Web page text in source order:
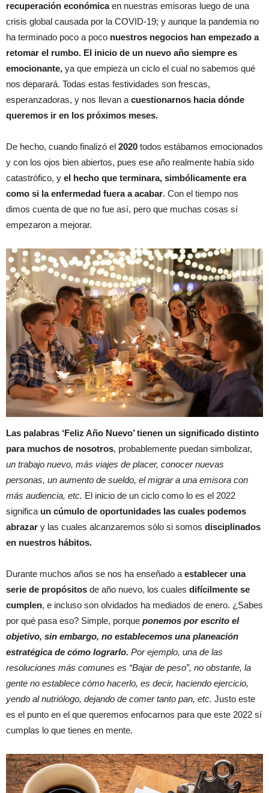
recuperación económicaen nuestras emisoras luego de una
crisis global causada por la COVID-19; y aunque la pandemia no
ha terminado poco a poco nuestros negocios han empezado a
retomar el rumbo. El inicio de un nuevo año siempre es
emocionante, ya que empieza un ciclo el cual no sabemos qué
nos deparará. Todas estas festividades son frescas,
esperanzadoras, y nos llevan acuestionarnos hacia dónde
queremos ir en los próximos meses.
De hecho, cuando finalizó el 2020 todos estábamos emocionados
y con los ojos bien abiertos, pues ese año realmente había sido
catastrófico, y el hecho que terminara, simbólicamente era
como si la enfermedad fuera a acabar. Con el tiempo nos
dimos cuenta de que no fue así, pero que muchas cosas sí
empezaron a mejorar.
Las palabras ‘Feliz Año Nuevo’ tienen un significado distinto
para muchos de nosotros, probablemente puedan simbolizar,
un trabajo nuevo, más viajes de placer, conocer nuevas
personas, un aumento de sueldo, el migrar a una emisora con
más audiencia, etc. El inicio de un ciclo como lo es el 2022
significa un cúmulo de oportunidades las cuales podemos
abrazar y las cuales alcanzaremos sólo si somos disciplinados
en nuestros hábitos.
Durante muchos años se nos ha enseñado aestablecer una
serie de propósitos de año nuevo, los cuales difícilmente se
cumplen, e incluso son olvidados ha mediados de enero. ¿Sabes
por qué pasa eso? Simple, porque ponemos por escrito el
objetivo, sin embargo, no establecemos una planeación
estratégica de cómo lograrlo. Por ejemplo, una de las
resoluciones más comunes es “Bajar de peso”, no obstante, la
gente no establece cómo hacerlo, es decir, haciendo ejercicio,
yendo al nutriólogo, dejando de comer tanto pan, etc. Justo este
es el punto en el que queremos enfocarnos para que este 2022 sí
cumplas lo que tienes en mente.